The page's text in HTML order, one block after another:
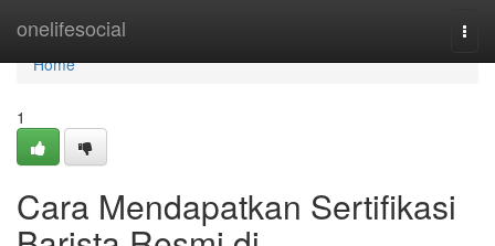
onelifesocial
Home
Home
1
Cara Mendapatkan Sertifikasi